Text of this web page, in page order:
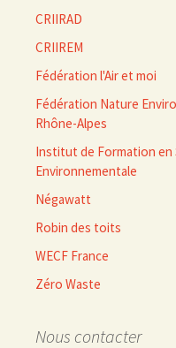
CRIIRAD
CRIIREM
Fédération l'Air et moi
Fédération Nature
Rhône-Alpes
Institut de Formation en
Environnementale
Négawatt
Robin des toits
WECF France
Zéro Waste
Nous contacter